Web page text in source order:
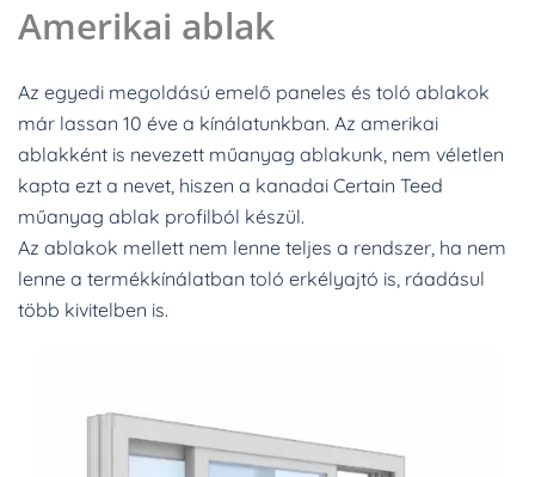
Amerikai ablak
Az egyedi megoldású emelő paneles és toló ablakok
már lassan 10 éve a kínálatunkban. Az amerikai
ablakként is nevezett műanyag ablakunk, nem véletlen
kapta ezt a nevet, hiszen a kanadai Certain Teed
műanyag ablak profilból készül.
Az ablakok mellett nem lenne teljes a rendszer, ha nem
lenne a termékkínálatban toló erkélyajtó is, ráadásul
több kivitelben is.